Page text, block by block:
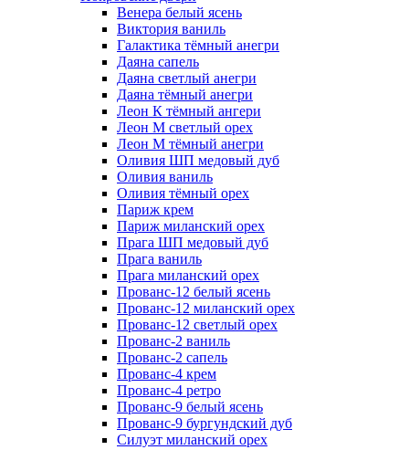
Венера белый ясень
Виктория ваниль
Галактика тёмный анегри
Даяна сапель
Даяна светлый анегри
Даяна тёмный анегри
Леон К тёмный ангери
Леон М светлый орех
Леон М тёмный анегри
Оливия ШП медовый дуб
Оливия ваниль
Оливия тёмный орех
Париж крем
Париж миланский орех
Прага ШП медовый дуб
Прага ваниль
Прага миланский орех
Прованс-12 белый ясень
Прованс-12 миланский орех
Прованс-12 светлый орех
Прованс-2 ваниль
Прованс-2 сапель
Прованс-4 крем
Прованс-4 ретро
Прованс-9 белый ясень
Прованс-9 бургундский дуб
Силуэт миланский орех